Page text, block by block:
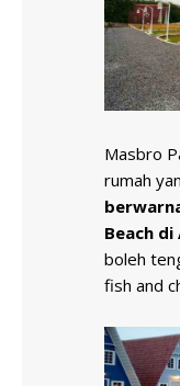
Masbro
rumah
Beach
boleh
fish and